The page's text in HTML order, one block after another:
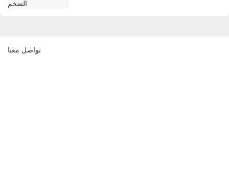
تواصل معنا